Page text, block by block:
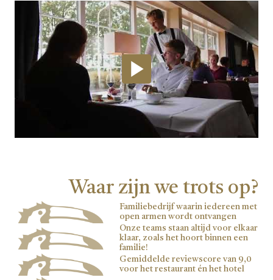
Waar zijn we trots op?
Familiebedrijf waarin iedereen met
open armen wordt ontvangen
Onze teams staan altijd voor elkaar
klaar, zoals het hoort binnen een
familie!
Gemiddelde reviewscore van 9,0
voor het restaurant én het hotel